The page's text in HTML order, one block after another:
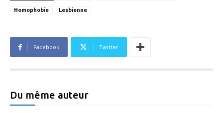
Homophobie Lesbienne
Facebook Twitter
Du même auteur